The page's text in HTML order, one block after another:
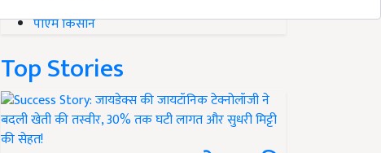
पीएम किसान
Top Stories